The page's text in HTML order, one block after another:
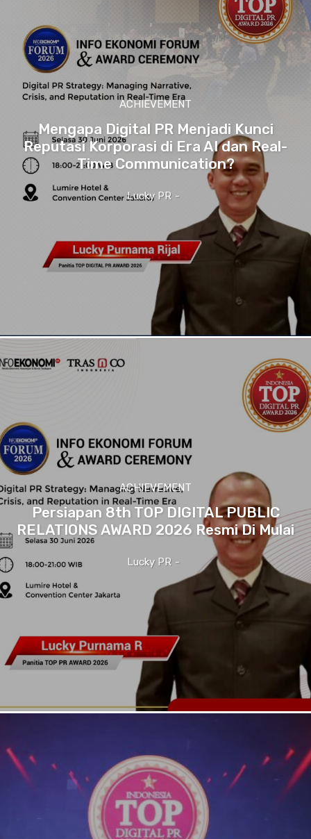
ACHIEVEMENT
Mengapa Digital PR Menjadi Kunci
Reputasi Korporasi di Era AI dan Real-
Time Communication?
Lucky PR -
ACHIEVEMENT
Persiapan 8th TOP DIGITAL PUBLIC
RELATIONS AWARD 2026 Resmi Di Mulai
Lucky PR -